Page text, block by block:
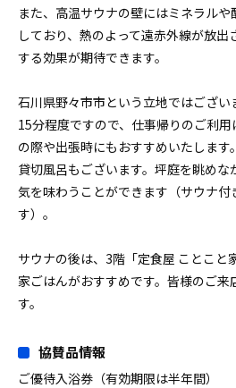
また、高温サウナの壁にはミネラル
しており、熱のよって遠赤外線が放
する効果が期待できます。
石川県野々市市という立地ではござ
15分程度ですので、仕事帰りのご利
の際や出張時にもおすすめいたします。
貸切風呂もございます。坪庭を眺め
気を味わうことができます（サウナ付
す）。
サウナの後は、3階「定食屋 ことこと
家ごはんがおすすめです。皆様のご来
す。
協賛品情報
ご優待入浴券（有効期限は半年間）